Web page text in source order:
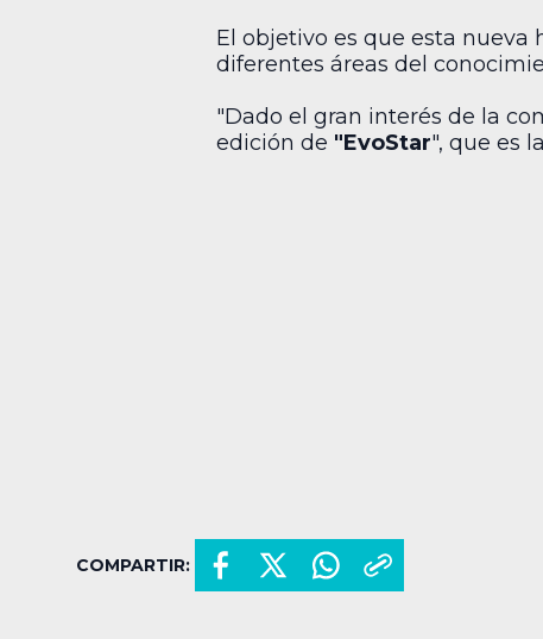
El objetivo es que esta
diferentes áreas del
"Dado el gran interés de la
edición de "EvoStar", que es
COMPARTIR: